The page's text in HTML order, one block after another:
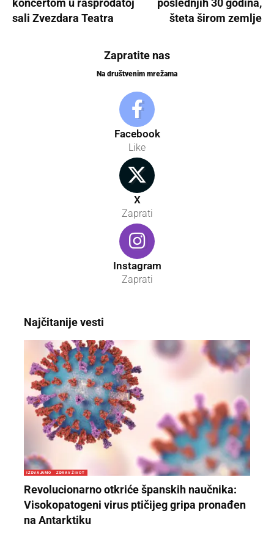
sali Zvezdara Teatra
šteta širom zemlje
Zapratite nas
Na društvenim mrežama
Facebook
Like
X
Zaprati
Instagram
Zaprati
Najčitanije vesti
IZDVAJAMO ZDRAV ŽIVOT
Revolucionarno otkriće španskih naučnika:
Visokopatogeni virus ptičijeg gripa pronađen
na Antarktiku